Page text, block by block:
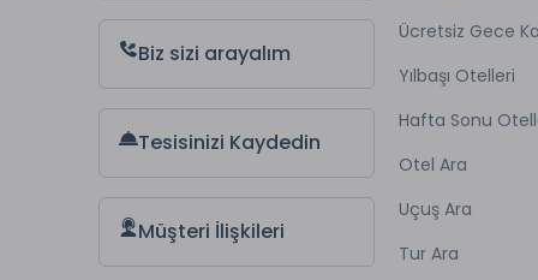
Biz sizi arayalım
Tesisinizi Kaydedin
Müşteri İlişkileri
Ücretsiz Gece
Yılbaşı Otelleri
Hafta Sonu
Otel Ara
Uçuş Ara
Tur Ara